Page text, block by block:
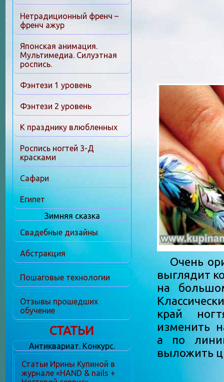
Очень
выглядит
на
край
изменить
а по
выложить
Нетрадиционный френч –
френч ажур
Японская анимация.
Мультимедиа. Силуэтная
роспись.
Фэнтези 1 уровень
Фэнтези 2 уровень
К празднику влюбленных
Роспись ногтей 3-Д
красками
Сафари
Египет
Зимняя сказка
Свадебные дизайны
Абстракция
Пошаговые технологии
Отзывы прошедших
обучение
СТАТЬИ
Антиквариат. Конкурс.
Статьи Ирины Купиной в
журнале «HAND & nails +